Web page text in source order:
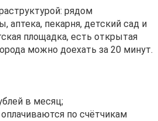
рядом
аптека, пекарня, детский сад и
площадка, есть открытая
можно доехать за 20 минут.
в месяц;
по счётчикам